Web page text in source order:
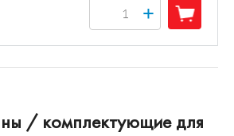
+
/ комплектующие для